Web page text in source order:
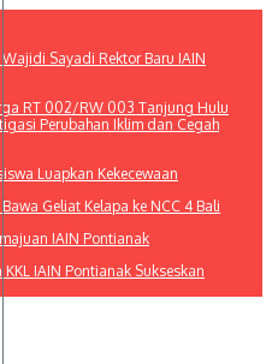
Sayadi Rektor Baru IAIN
RT 002/RW 003 Tanjung Hulu
Perubahan Iklim dan Cegah
Luapkan Kekecewaan
Geliat Kelapa ke NCC 4 Bali
IAIN Pontianak
IAIN Pontianak Sukseskan